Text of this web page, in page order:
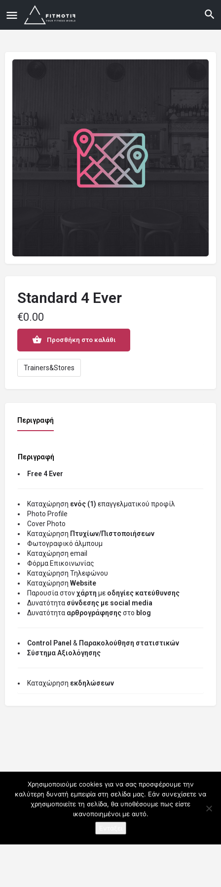
Standard 4 Ever
€0.00
Προσθήκη στο καλάθι
Trainers&Stores
Περιγραφή
Περιγραφή
Free 4 Ever
Καταχώρηση ενός (1) επαγγελματικού προφίλ
Photo Profile
Cover Photo
Καταχώρηση Πτυχίων/Πιστοποιήσεων
Φωτογραφικό άλμπουμ
Καταχώρηση email
Φόρμα Επικοινωνίας
Καταχώρηση Τηλεφώνου
Καταχώρηση Website
Παρουσία στονχάρτη με οδηγίες κατεύθυνσης
Δυνατότητα σύνδεσης με social media
Δυνατότητα αρθρογράφησηςστο blog
Control Panel & Παρακολούθηση στατιστικών
Σύστημα Αξιολόγησης
Καταχώρηση εκδηλώσεων
Χρησιμοποιούμε cookies για να σας προσφέρουμε την
καλύτερη δυνατή εμπειρία στη σελίδα μας. Εάν συνεχίσετε να
χρησιμοποιείτε τη σελίδα, θα υποθέσουμε πως είστε
ικανοποιημένοι με αυτό.